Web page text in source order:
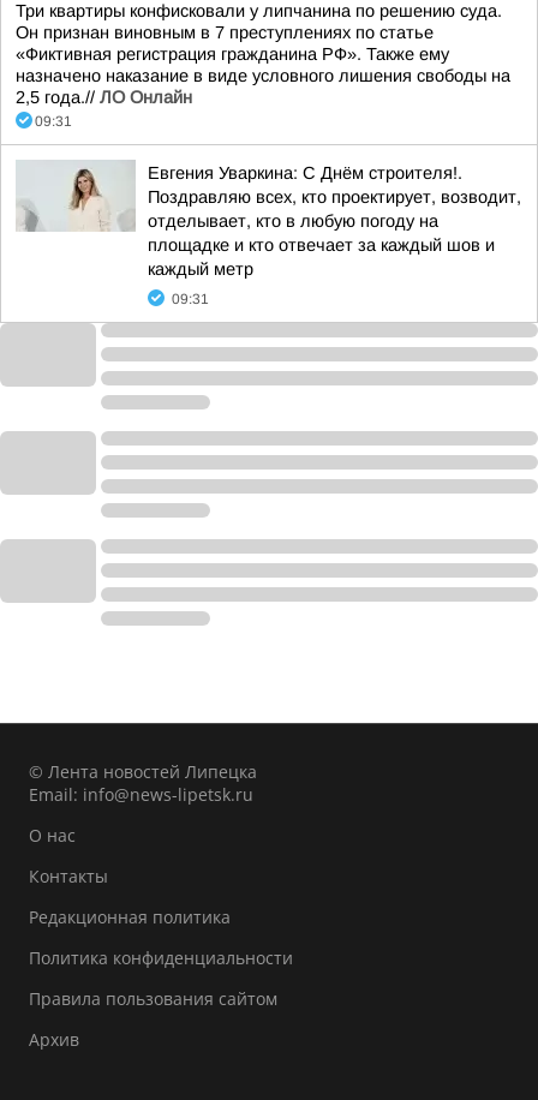
Три квартиры конфисковали у липчанина по решению суда.
Он признан виновным в 7 преступлениях по статье
«Фиктивная регистрация гражданина РФ». Также ему
назначено наказание в виде условного лишения свободы на
2,5 года.// ЛО Онлайн
09:31
Евгения Уваркина: С Днём строителя!.
Поздравляю всех, кто проектирует, возводит,
отделывает, кто в любую погоду на
площадке и кто отвечает за каждый шов и
каждый метр
09:31
© Лента новостей Липецка
Email: info@news-lipetsk.ru
О нас
Контакты
Редакционная политика
Политика конфиденциальности
Правила пользования сайтом
Архив